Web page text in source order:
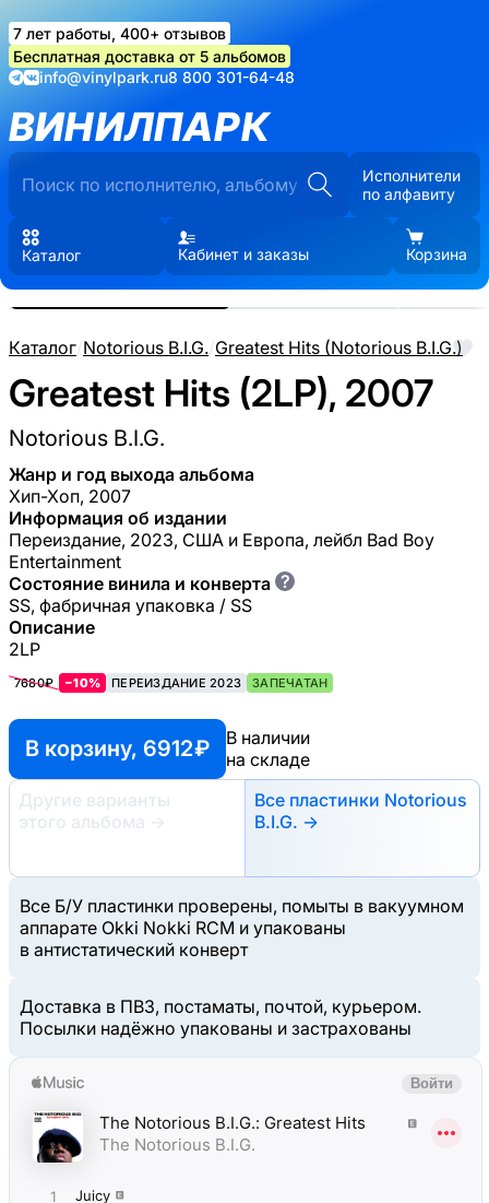
7 лет работы, 400+ отзывов
Бесплатная доставка от 5 альбомов
info@vinylpark.ru8 800 301-64-48
ВИНИЛПАРК
Исполнители
по алфавиту
Каталог Кабинет и заказы Корзина
Каталог/Notorious B.I.G./Greatest Hits (Notorious B.I.G.)
Greatest Hits (2LP), 2007
Notorious B.I.G.
Жанр и год выхода альбома
Хип-Хоп, 2007
Информация об издании
Переиздание, 2023, США и Европа, лейбл Bad Boy
Entertainment
Состояние винила и конверта ?
SS, фабричная упаковка / SS
Описание
2LP
7680₽ −10% ПЕРЕИЗДАНИЕ 2023 ЗАПЕЧАТАН
В корзину, 6912 ₽
В наличии
на складе
Другие варианты
этого альбома
→
Все пластинки Notorious
B.I.G. →
Все Б/У пластинки проверены, помыты в вакуумном
аппарате Okki Nokki RCM и упакованы
в антистатический конверт
Доставка в ПВЗ, постаматы, почтой, курьером.
Посылки надёжно упакованы и застрахованы
Реальные фото пластинки.
Нажмите, чтобы увеличить